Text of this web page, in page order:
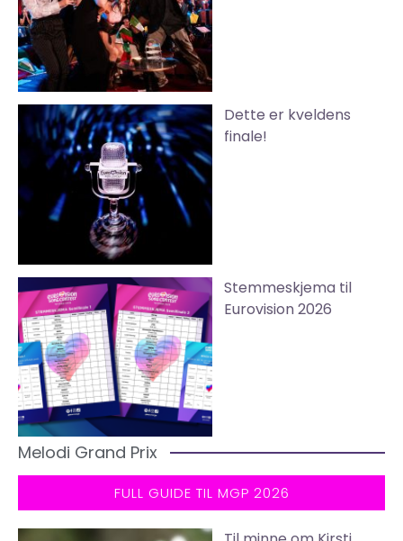
Dette er kveldens
finale!
Stemmeskjema til
Eurovision 2026
Melodi Grand Prix
FULL GUIDE TIL MGP 2026